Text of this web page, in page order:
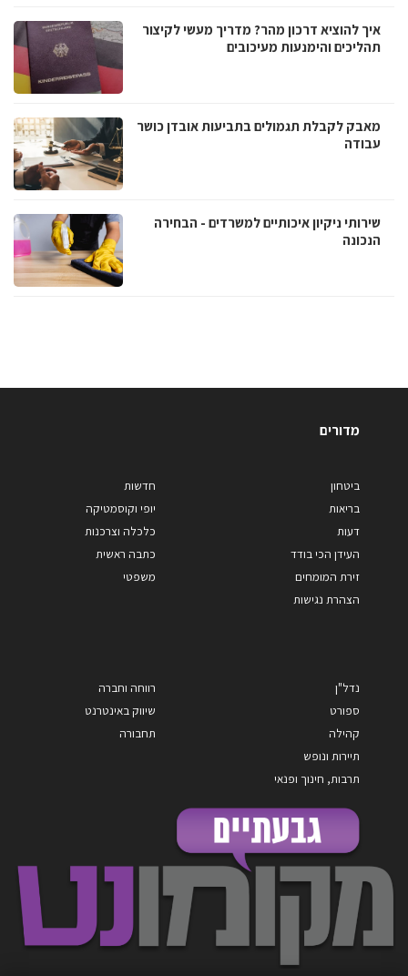
איך להוציא דרכון מהר? מדריך מעשי לקיצור
תהליכים והימנעות מעיכובים
מאבק לקבלת תגמולים בתביעות אובדן כושר
עבודה
שירותי ניקיון איכותיים למשרדים - הבחירה
הנכונה
מדורים
ביטחון
בריאות
דעות
העידן הכי בודד
זירת המומחים
הצהרת נגישות
חדשות
יופי וקוסמטיקה
כלכלה וצרכנות
כתבה ראשית
משפטי
נדל"ן
ספורט
קהילה
תיירות ונופש
תרבות, חינוך ופנאי
רווחה וחברה
שיווק באינטרנט
תחבורה